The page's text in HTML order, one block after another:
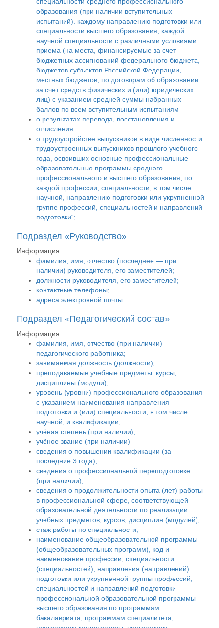
образования (при наличии вступительных
испытаний), каждому направлению подготовки или
специальности высшего образования, каждой
научной специальности с различными условиями
приема (на места, финансируемые за счет
бюджетных ассигнований федерального бюджета,
бюджетов субъектов Российской Федерации,
местных бюджетов, по договорам об образовании
за счет средств физических и (или) юридических
лиц) с указанием средней суммы набранных
баллов по всем вступительным испытаниям
о результатах перевода, восстановления и
отчисления
о трудоустройстве выпускников в виде численности
трудоустроенных выпускников прошлого учебного
года, освоивших основные профессиональные
образовательные программы среднего
профессионального и высшего образования, по
каждой профессии, специальности, в том числе
научной, направлению подготовки или укрупненной
группе профессий, специальностей и направлений
подготовки“;
Подраздел «Руководство»
Информация:
фамилия, имя, отчество (последнее — при
наличии) руководителя, его заместителей;
должности руководителя, его заместителей;
контактные телефоны;
адреса электронной почты.
Подраздел «Педагогический состав»
Информация:
фамилия, имя, отчество (при наличии)
педагогического работника;
занимаемая должность (должности);
преподаваемые учебные предметы, курсы,
дисциплины (модули);
уровень (уровни) профессионального образования
с указанием наименования направления
подготовки и (или) специальности, в том числе
научной, и квалификации;
учёная степень (при наличии);
учёное звание (при наличии);
сведения о повышении квалификации (за
последние 3 года);
сведения о профессиональной переподготовке
(при наличии);
сведения о продолжительности опыта (лет) работы
в профессиональной сфере, соответствующей
образовательной деятельности по реализации
учебных предметов, курсов, дисциплин (модулей);
стаж работы по специальности;
наименование общеобразовательной программы
(общеобразовательных программ), код и
наименование профессии, специальности
(специальностей), направления (направлений)
подготовки или укрупненной группы профессий,
специальностей и направлений подготовки
профессиональной образовательной программы
высшего образования по программам
бакалавриата, программам специалитета,